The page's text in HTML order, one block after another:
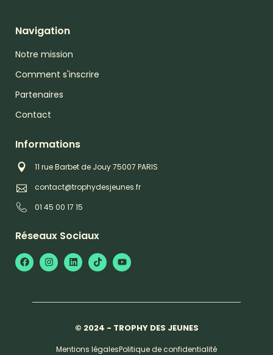
Navigation
Notre mission
Comment s'inscrire
Partenaires
Contact
Informations
11 rue Barbet de Jouy 75007 PARIS
contact@trophydesjeunes.fr
01 45 00 17 15
Réseaux Sociaux
© 2024 - TROPHY DES JEUNES
Mentions légalesPolitique de confidentialité